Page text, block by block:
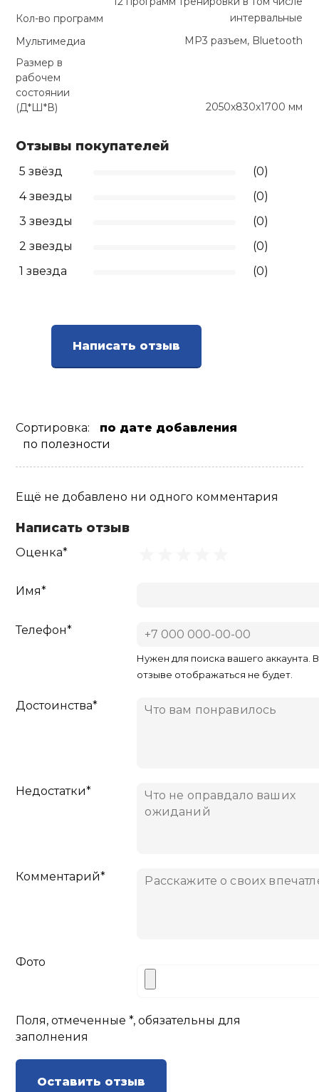
Кол-во программ
интервальные
Мультимедиа
MP3 разъем, Bluetooth
Размер в
рабочем
состоянии
(Д*Ш*В)
2050х830х1700 мм
Отзывы покупателей
5 звёзд
(0)
4 звезды
(0)
3 звезды
(0)
2 звезды
(0)
1 звезда
(0)
Написать отзыв
Сортировка:
по дате добавления
по полезности
Ещё не добавлено ни одного комментария
Написать отзыв
Оценка*
Имя*
Телефон*
Нужен для поиска вашего аккаунта. В
отзыве отображаться не будет.
Достоинства*
Недостатки*
Комментарий*
Фото
Поля, отмеченные *, обязательны для
заполнения
Оставить отзыв